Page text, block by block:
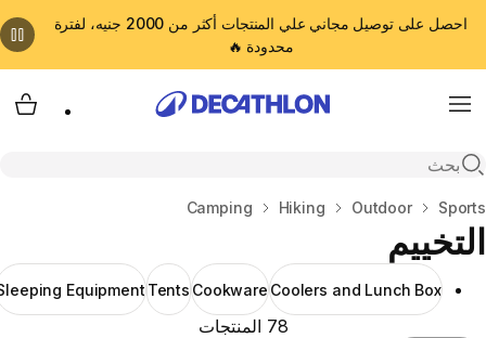
احصل على توصيل مجاني علي المنتجات أكثر من 2000 جنيه، لفترة
محدودة 🔥
Menu
Open search
المنزل
Sports
Outdoor
Hiking
Camping
التخييم
Coolers and Lunch Box
Cookware
Tents
Equipment
78 المنتجات